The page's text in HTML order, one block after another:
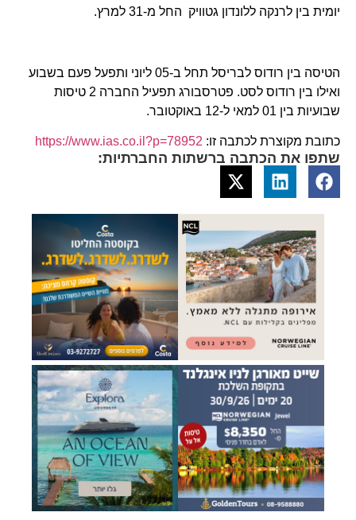
יומית בין לרנקה ללונדון גטוויק החל מ-31 למרץ.
הטיסה בין רודוס לבריסל תחל ב-05 ליוני ותפעל פעם בשבוע
ואילו בין רודוס לסט. פטרסבורג תפעיל החברה 2 טיסות
שבועיות בין 01 למאי ל-12 באוקטובר.
כתובת מקוצרת לכתבה זו: https://www.ias.co.il?p=78952
שתפו את הכתבה ברשתות החברתיות: